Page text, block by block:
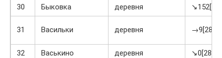
30
Быковка деревня ↘152[28]
31 Васильки деревня →9[28]
32 Васькино деревня
↘0[28]